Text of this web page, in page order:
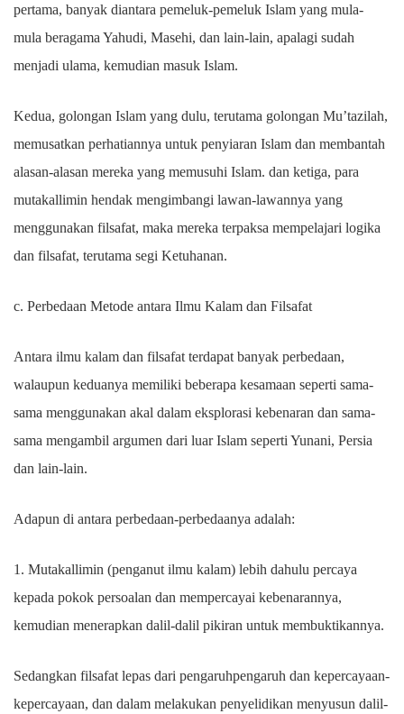
pertama, banyak diantara pemeluk-pemeluk Islam yang mula-
mula beragama Yahudi, Masehi, dan lain-lain, apalagi sudah
menjadi ulama, kemudian masuk Islam.
Kedua, golongan Islam yang dulu, terutama golongan Mu’tazilah,
memusatkan perhatiannya untuk penyiaran Islam dan membantah
alasan-alasan mereka yang memusuhi Islam. dan ketiga, para
mutakallimin hendak mengimbangi lawan-lawannya yang
menggunakan filsafat, maka mereka terpaksa mempelajari logika
dan filsafat, terutama segi Ketuhanan.
c. Perbedaan Metode antara Ilmu Kalam dan Filsafat
Antara ilmu kalam dan filsafat terdapat banyak perbedaan,
walaupun keduanya memiliki beberapa kesamaan seperti sama-
sama menggunakan akal dalam eksplorasi kebenaran dan sama-
sama mengambil argumen dari luar Islam seperti Yunani, Persia
dan lain-lain.
Adapun di antara perbedaan-perbedaanya adalah:
1. Mutakallimin (penganut ilmu kalam) lebih dahulu percaya
kepada pokok persoalan dan mempercayai kebenarannya,
kemudian menerapkan dalil-dalil pikiran untuk membuktikannya.
Sedangkan filsafat lepas dari pengaruhpengaruh dan kepercayaan-
kepercayaan, dan dalam melakukan penyelidikan menyusun dalil-